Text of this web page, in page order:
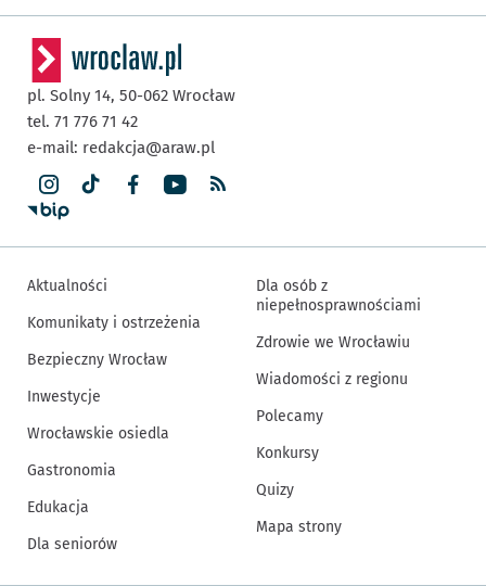
pl. Solny 14, 50-062 Wrocław
tel. 71 776 71 42
e-mail: redakcja@araw.pl
Aktualności
Komunikaty i ostrzeżenia
Bezpieczny Wrocław
Inwestycje
Wrocławskie osiedla
Gastronomia
Edukacja
Dla seniorów
Dla osób z
niepełnosprawnościami
Zdrowie we Wrocławiu
Wiadomości z regionu
Polecamy
Konkursy
Quizy
Mapa strony